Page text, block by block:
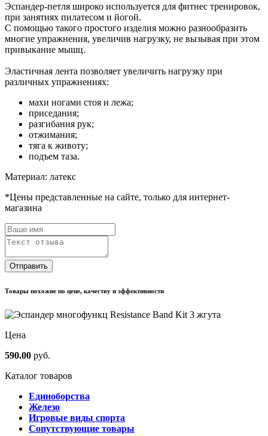
Эспандер-петля широко используется для фитнес тренировок,
при занятиях пилатесом и йогой.
С помощью такого простого изделия можно разнообразить
многие упражнения, увеличив нагрузку, не вызывая при этом
привыкание мышц.
Эластичная лента позволяет увеличить нагрузку при
различных упражнениях:
махи ногами стоя и лежа;
приседания;
разгибания рук;
отжимания;
тяга к животу;
подъем таза.
Материал: латекс
*Цены представленные на сайте, только для интернет-
магазина
Отправить
Товары похожие по цене, качеству и эффективности
Цена
590.00 руб.
Каталог товаров
Единоборства
Железо
Игровые виды спорта
Сопутствующие товары